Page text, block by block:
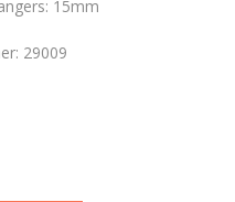
15mm
29009